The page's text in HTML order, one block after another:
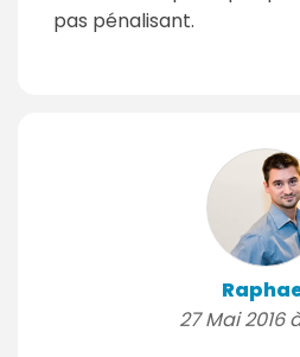
pas pénalisant.
27 Mai 2016